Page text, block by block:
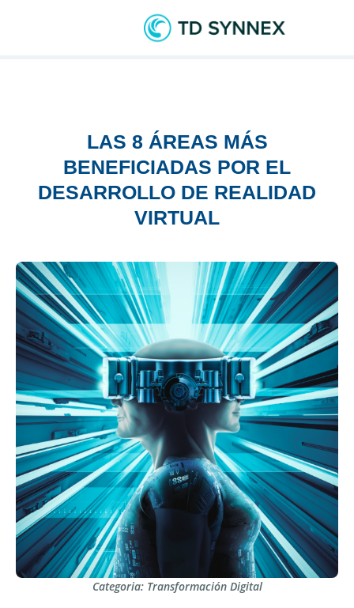
LAS 8 ÁREAS MÁS
BENEFICIADAS POR EL
DESARROLLO DE REALIDAD
VIRTUAL
Categoria: Transformación Digital